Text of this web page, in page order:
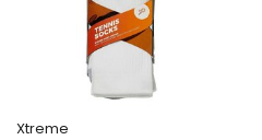
Xtreme